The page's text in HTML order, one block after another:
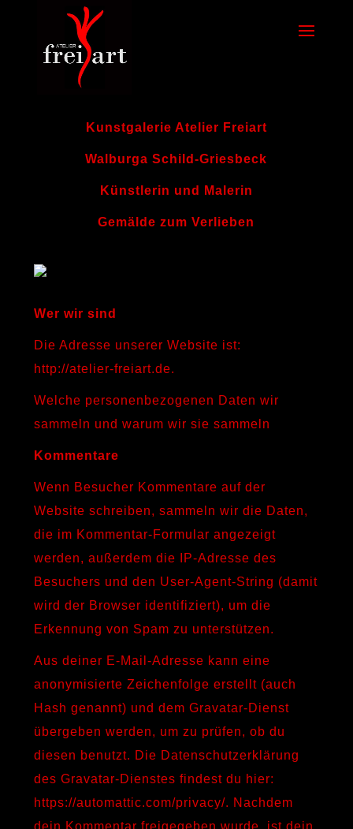
Kunstgalerie Atelier Freiart
Walburga Schild-Griesbeck
Künstlerin und Malerin
Gemälde zum Verlieben
Wer wir sind
Die Adresse unserer Website ist:
http://atelier-freiart.de.
Welche personenbezogenen Daten wir
sammeln und warum wir sie sammeln
Kommentare
Wenn Besucher Kommentare auf der
Website schreiben, sammeln wir die Daten,
die im Kommentar-Formular angezeigt
werden, außerdem die IP-Adresse des
Besuchers und den User-Agent-String (damit
wird der Browser identifiziert), um die
Erkennung von Spam zu unterstützen.
Aus deiner E-Mail-Adresse kann eine
anonymisierte Zeichenfolge erstellt (auch
Hash genannt) und dem Gravatar-Dienst
übergeben werden, um zu prüfen, ob du
diesen benutzt. Die Datenschutzerklärung
des Gravatar-Dienstes findest du hier:
https://automattic.com/privacy/. Nachdem
dein Kommentar freigegeben wurde, ist dein